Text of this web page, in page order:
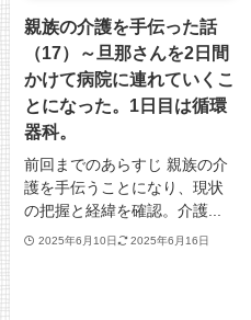
親族の介護を手伝った話
（17）～旦那さんを2日間
かけて病院に連れていくこ
とになった。1日目は循環
器科。
前回までのあらすじ 親族の介
護を手伝うことになり、現状
の把握と経緯を確認。介護...
2025年6月10日 2025年6月16日